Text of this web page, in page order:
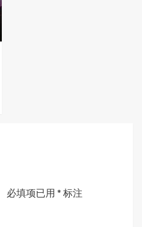
必填项已用 * 标注